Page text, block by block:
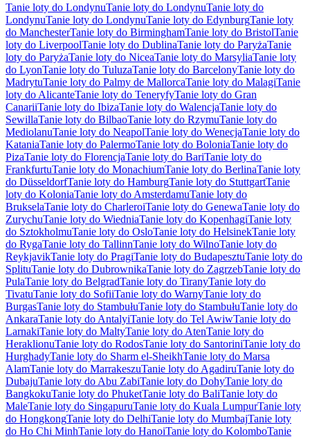
Tanie loty do LondynuTanie loty do LondynuTanie loty do
LondynuTanie loty do LondynuTanie loty do EdynburgTanie loty
do ManchesterTanie loty do BirminghamTanie loty do BristolTanie
loty do LiverpoolTanie loty do DublinaTanie loty do ParyżaTanie
loty do ParyżaTanie loty do NiceaTanie loty do MarsyliaTanie loty
do LyonTanie loty do TuluzaTanie loty do BarcelonyTanie loty do
MadrytuTanie loty do Palmy de MallorcaTanie loty do MalagiTanie
loty do AlicanteTanie loty do TeneryfyTanie loty do Gran
CanariiTanie loty do IbizaTanie loty do WalencjaTanie loty do
SewillaTanie loty do BilbaoTanie loty do RzymuTanie loty do
MediolanuTanie loty do NeapolTanie loty do WenecjaTanie loty do
KataniaTanie loty do PalermoTanie loty do BoloniaTanie loty do
PizaTanie loty do FlorencjaTanie loty do BariTanie loty do
FrankfurtuTanie loty do MonachiumTanie loty do BerlinaTanie loty
do DüsseldorfTanie loty do HamburgTanie loty do StuttgartTanie
loty do KoloniaTanie loty do AmsterdamuTanie loty do
BrukselaTanie loty do CharleroiTanie loty do GenewaTanie loty do
ZurychuTanie loty do WiedniaTanie loty do KopenhagiTanie loty
do SztokholmuTanie loty do OsloTanie loty do HelsinekTanie loty
do RygaTanie loty do TallinnTanie loty do WilnoTanie loty do
ReykjavikTanie loty do PragiTanie loty do BudapesztuTanie loty do
SplituTanie loty do DubrownikaTanie loty do ZagrzebTanie loty do
PulaTanie loty do BelgradTanie loty do TiranyTanie loty do
TivatuTanie loty do SofiiTanie loty do WarnyTanie loty do
BurgasTanie loty do StambułuTanie loty do StambułuTanie loty do
AnkaraTanie loty do AntalyiTanie loty do Tel AwiwTanie loty do
LarnakiTanie loty do MaltyTanie loty do AtenTanie loty do
HeraklionuTanie loty do RodosTanie loty do SantoriniTanie loty do
HurghadyTanie loty do Sharm el-SheikhTanie loty do Marsa
AlamTanie loty do MarrakeszuTanie loty do AgadiruTanie loty do
DubajuTanie loty do Abu ZabiTanie loty do DohyTanie loty do
BangkokuTanie loty do PhuketTanie loty do BaliTanie loty do
MaleTanie loty do SingapuruTanie loty do Kuala LumpurTanie loty
do HongkongTanie loty do DelhiTanie loty do MumbajTanie loty
do Ho Chi MinhTanie loty do HanoiTanie loty do KolomboTanie